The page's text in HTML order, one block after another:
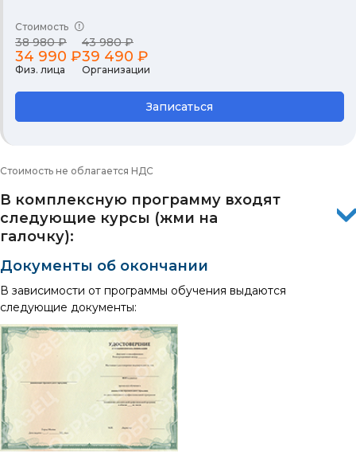
Стоимость
38 980 ₽
34 990 ₽
Физ. лица
43 980 ₽
39 490 ₽
Организации
Записаться
Стоимость не облагается НДС
В комплексную программу входят
следующие курсы (жми на
галочку):
Документы об окончании
В зависимости от программы обучения выдаются
следующие документы: